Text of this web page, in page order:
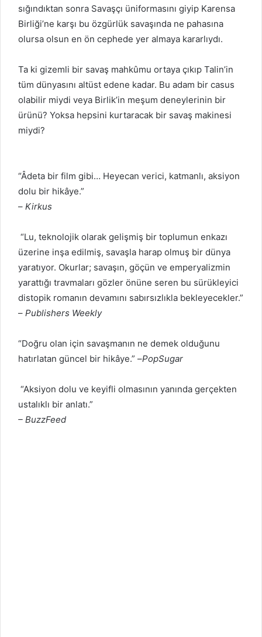
sığındıktan sonra Savaşçı üniformasını giyip Karensa
Birliği’ne karşı bu özgürlük savaşında ne pahasına
olursa olsun en ön cephede yer almaya kararlıydı.
Ta ki gizemli bir savaş mahkûmu ortaya çıkıp Talin’in
tüm dünyasını altüst edene kadar. Bu adam bir casus
olabilir miydi veya Birlik’in meşum deneylerinin bir
ürünü? Yoksa hepsini kurtaracak bir savaş makinesi
miydi?
“Âdeta bir film gibi… Heyecan verici, katmanlı, aksiyon
dolu bir hikâye.”
– Kirkus
“Lu, teknolojik olarak gelişmiş bir toplumun enkazı
üzerine inşa edilmiş, savaşla harap olmuş bir dünya
yaratıyor. Okurlar; savaşın, göçün ve emperyalizmin
yarattığı travmaları gözler önüne seren bu sürükleyici
distopik romanın devamını sabırsızlıkla bekleyecekler.”
– Publishers Weekly
“Doğru olan için savaşmanın ne demek olduğunu
hatırlatan güncel bir hikâye.” –PopSugar
“Aksiyon dolu ve keyifli olmasının yanında gerçekten
ustalıklı bir anlatı.”
– BuzzFeed